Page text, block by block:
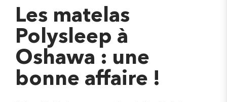
Les matelas
Polysleep à
Oshawa : une
bonne affaire !